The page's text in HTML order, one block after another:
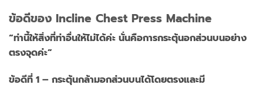
ข้อดีของ Incline Chest Press Machine
“ท่านี้ให้สิ่งที่ท่าอื่นให้ไม่ได้ค่ะ นั่นคือการกระตุ้นอกส่วนบนอย่าง
ตรงจุดค่ะ”
ข้อดีที่ 1 – กระตุ้นกล้ามอกส่วนบนได้โดยตรงและมี